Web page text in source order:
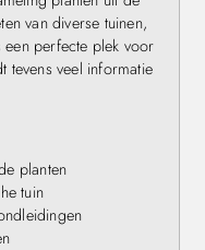
van diverse tuinen,
een perfecte plek voor
tevens veel informatie
planten
tuin